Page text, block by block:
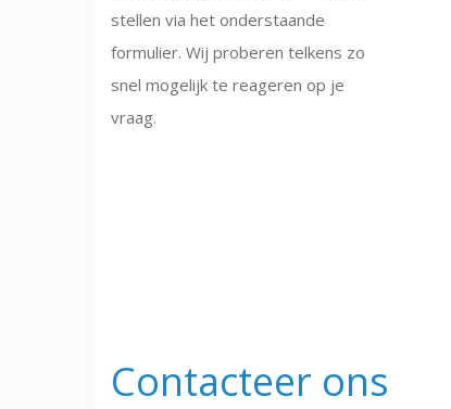
stellen via het onderstaande
formulier. Wij proberen telkens zo
snel mogelijk te reageren op je
vraag.
Contacteer ons